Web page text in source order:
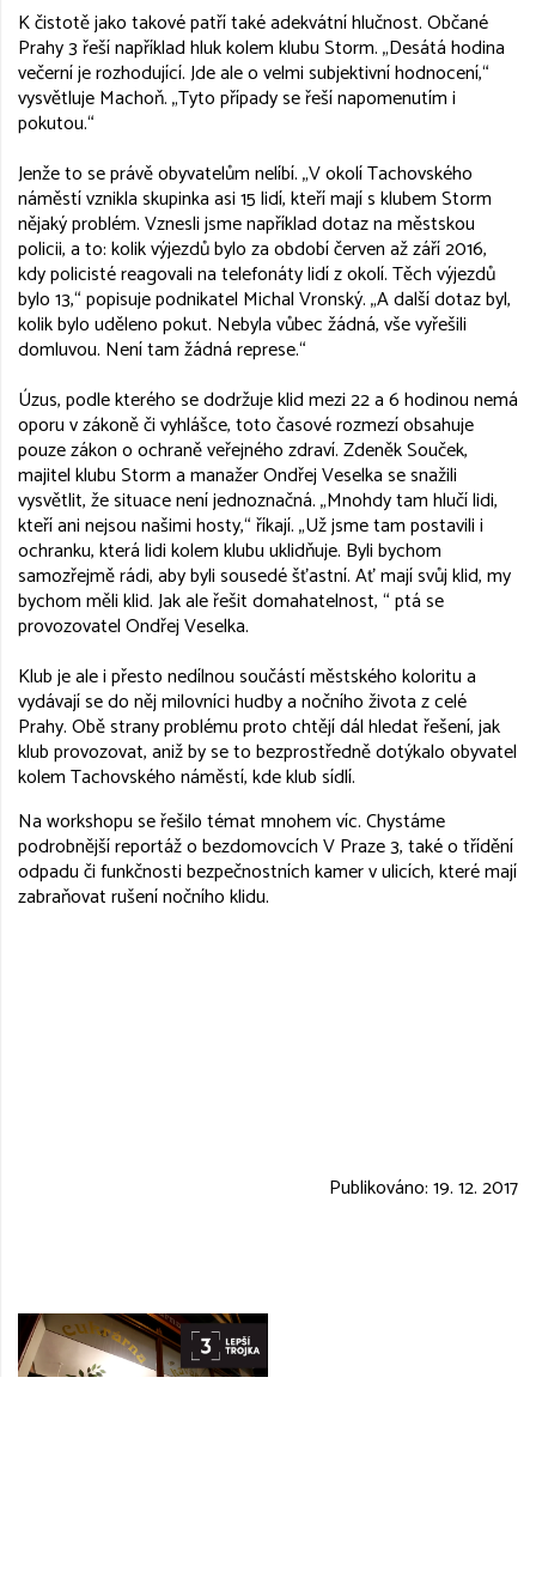
K čistotě jako takové patří také adekvátní hlučnost. Občané
Prahy 3 řeší například hluk kolem klubu Storm. „Desátá hodina
večerní je rozhodující. Jde ale o velmi subjektivní hodnocení,“
vysvětluje Machoň. „Tyto případy se řeší napomenutím i
pokutou.“
Jenže to se právě obyvatelům nelíbí. „V okolí Tachovského
náměstí vznikla skupinka asi 15 lidí, kteří mají s klubem Storm
nějaký problém. Vznesli jsme například dotaz na městskou
policii, a to: kolik výjezdů bylo za období červen až září 2016,
kdy policisté reagovali na telefonáty lidí z okolí. Těch výjezdů
bylo 13,“ popisuje podnikatel Michal Vronský. „A další dotaz byl,
kolik bylo uděleno pokut. Nebyla vůbec žádná, vše vyřešili
domluvou. Není tam žádná represe.“
Úzus, podle kterého se dodržuje klid mezi 22 a 6 hodinou nemá
oporu v zákoně či vyhlášce, toto časové rozmezí obsahuje
pouze zákon o ochraně veřejného zdraví. Zdeněk Souček,
majitel klubu Storm a manažer Ondřej Veselka se snažili
vysvětlit, že situace není jednoznačná. „Mnohdy tam hlučí lidi,
kteří ani nejsou našimi hosty,“ říkají. „Už jsme tam postavili i
ochranku, která lidi kolem klubu uklidňuje. Byli bychom
samozřejmě rádi, aby byli sousedé šťastní. Ať mají svůj klid, my
bychom měli klid. Jak ale řešit domahatelnost, “ ptá se
provozovatel Ondřej Veselka.
Klub je ale i přesto nedílnou součástí městského koloritu a
vydávají se do něj milovníci hudby a nočního života z celé
Prahy. Obě strany problému proto chtějí dál hledat řešení, jak
klub provozovat, aniž by se to bezprostředně dotýkalo obyvatel
kolem Tachovského náměstí, kde klub sídlí.
Na workshopu se řešilo témat mnohem víc. Chystáme
podrobnější reportáž o bezdomovcích V Praze 3, také o třídění
odpadu či funkčnosti bezpečnostních kamer v ulicích, které mají
zabraňovat rušení nočního klidu.
Publikováno:19. 12. 2017